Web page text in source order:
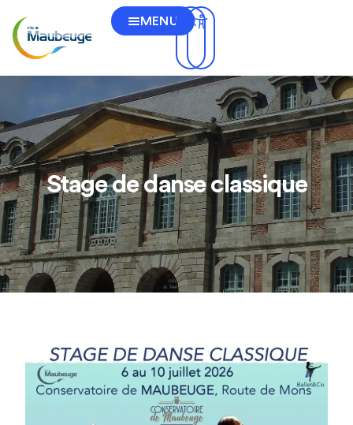
MENU
Stage de danse classique